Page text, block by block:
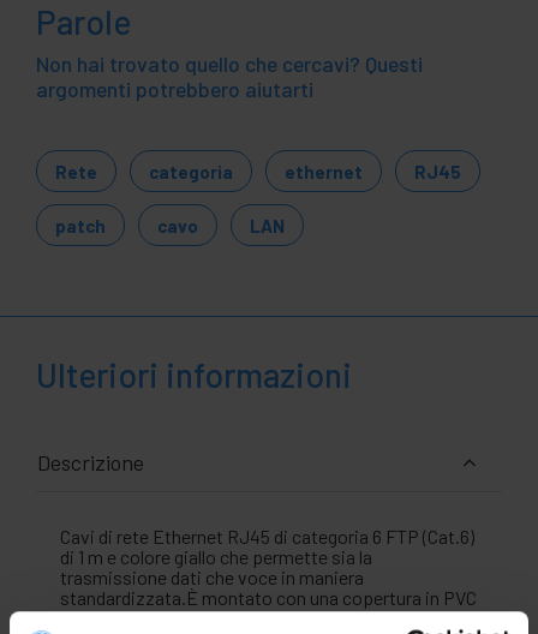
Parole
Non hai trovato quello che cercavi? Questi
argomenti potrebbero aiutarti
Rete categoria ethernet RJ45
patch cavo LAN
Ulteriori informazioni
Descrizione
Cavi di rete Ethernet RJ45 di categoria 6 FTP (Cat.6)
di 1 m e colore giallo che permette sia la
trasmissione dati che voce in maniera
standardizzata.È montato con una copertura in PVC
che funge da isolante.Ideale per l'utilizzo sia a livello